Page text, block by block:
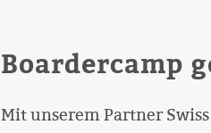
Boardercamp
Mit unserem Partner